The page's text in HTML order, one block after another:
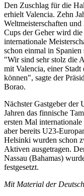
Den Zuschlag für die
erhielt Valencia. Zehn
Weltmeisterschaften
Cups der Geher wird
internationale
schon einmal in
"Wir sind sehr stolz die
mit Valencia, einer Stadt
können", sagte der
Borao.
Nächster Gastgeber der
Jahren das finnische
ersten Mal
aber bereits U23-
Helsinki wurden schon
Aktiven ausgetragen.
Nassau (Bahamas)
festgesetzt.
Mit Material der